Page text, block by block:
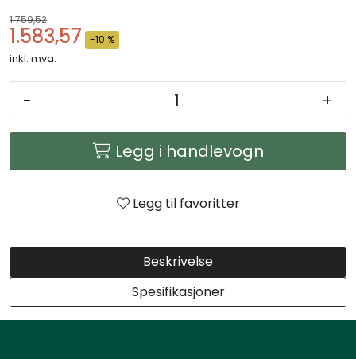
1.759,52
1.583,57 -10 %
inkl. mva.
- +
Legg i handlevogn
Legg til favoritter
Beskrivelse
Spesifikasjoner
Verktøy & Forbruksmateriell
Verneutstyr
Kontor og kantineprodukter